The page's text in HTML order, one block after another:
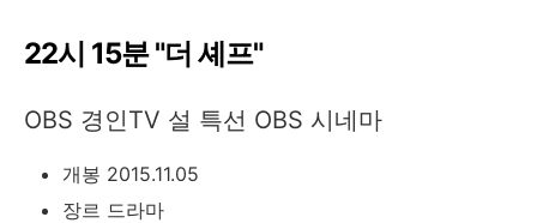
22시 15분 "더 셰프"
OBS 경인TV 설 특선 OBS 시네마
개봉 2015.11.05
장르 드라마